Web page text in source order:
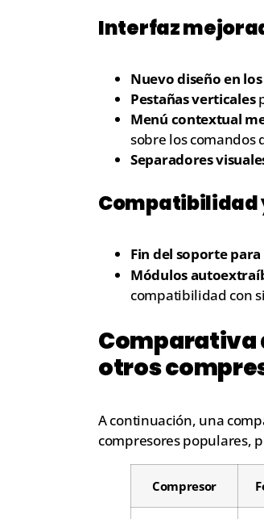
Interfaz
Nuevo diseño en
Pestañas verticales
Menú contextual
sobre los comandos
Separadores
Compatibilidad
Fin del soporte
Módulos
compatibilidad con
Comparativa
otros
A continuación, una
compresores populares,
Compresor